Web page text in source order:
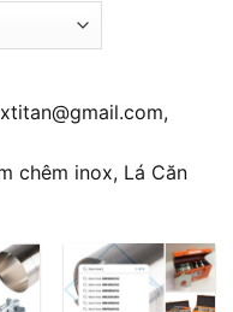
chêm inox, Lá Căn